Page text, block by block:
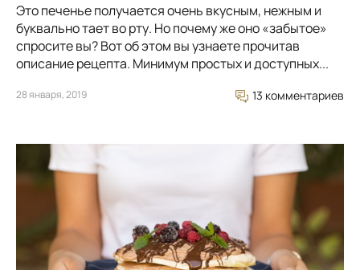
Это печенье получается очень вкусным, нежным и
буквально тает во рту. Но почему же оно «забытое»
спросите вы? Вот об этом вы узнаете прочитав
описание рецепта. Минимум простых и доступных...
28 января, 2019 13 комментариев